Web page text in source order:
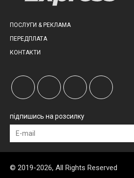
ПОСЛУГИ & РЕКЛАМА
ПЕРЕДПЛАТА
КОНТАКТИ
підпишись на розсилку
© 2019-2026, All Rights Reserved